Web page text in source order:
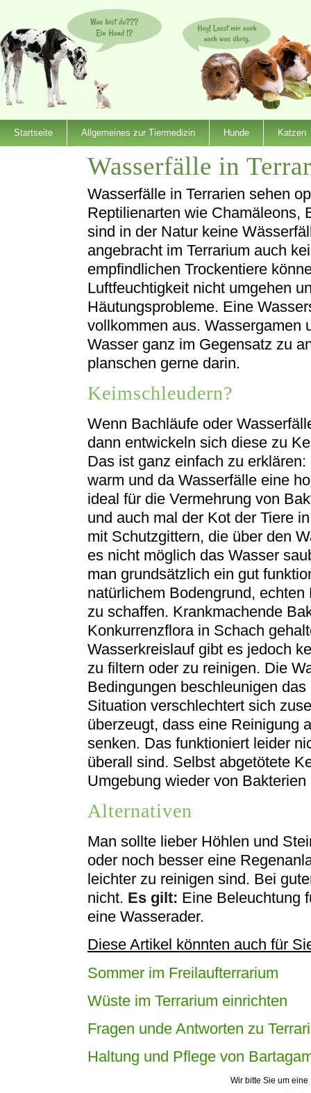
Startseite Allgemeines zur Tiermedizin Hunde Katzen
Wasserfälle in
Wasserfälle in Terrarien sehen
Reptilienarten wie Chamäleons,
sind in der Natur keine
angebracht im Terrarium auch
empfindlichen Trockentiere
Luftfeuchtigkeit nicht umgehen
Häutungsprobleme. Eine
vollkommen aus. Wassergamen
Wasser ganz im Gegensatz zu
planschen gerne darin.
Keimschleudern?
Wenn Bachläufe oder
dann entwickeln sich diese zu
Das ist ganz einfach zu
warm und da Wasserfälle eine
ideal für die Vermehrung von
und auch mal der Kot der Tiere
mit Schutzgittern, die über den
es nicht möglich das Wasser
man grundsätzlich ein gut
natürlichem Bodengrund,
zu schaffen. Krankmachende
Konkurrenzflora in Schach
Wasserkreislauf gibt es jedoch
zu filtern oder zu reinigen. Die
Bedingungen beschleunigen
Situation verschlechtert sich
überzeugt, dass eine Reinigung
senken. Das funktioniert leider
überall sind. Selbst abgetötete
Umgebung wieder von Bakterien
Alternativen
Man sollte lieber Höhlen und
oder noch besser eine
leichter zu reinigen sind. Bei
nicht. Es gilt: Eine Beleuchtung
eine Wasserader.
Diese Artikel könnten auch für
Sommer im Freilaufterrarium
Wüste im Terrarium einrichten
Fragen unde Antworten zu
Haltung und Pflege von
Wir bitte Sie um